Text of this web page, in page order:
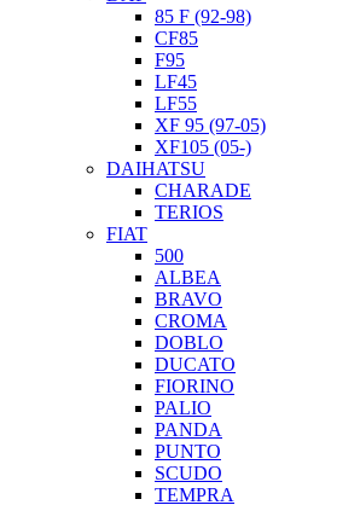
85 F (92-98)
CF85
F95
LF45
LF55
XF 95 (97-05)
XF105 (05-)
DAIHATSU
CHARADE
TERIOS
FIAT
500
ALBEA
BRAVO
CROMA
DOBLO
DUCATO
FIORINO
PALIO
PANDA
PUNTO
SCUDO
TEMPRA